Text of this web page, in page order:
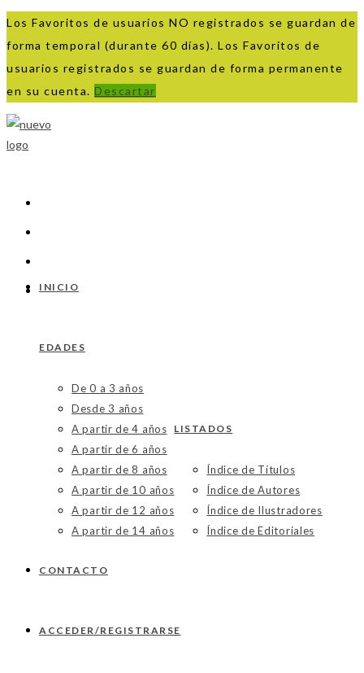
Los Favoritos de usuarios NO registrados se guardan de
forma temporal (durante 60 días). Los Favoritos de
usuarios registrados se guardan de forma permanente
en su cuenta. Descartar
Ir
al
INICIO
EDADES
De 0 a 3 años
Desde 3 años
A partir de 4 años
A partir de 6 años
A partir de 8 años
A partir de 10 años
A partir de 12 años
A partir de 14 años
LISTADOS
Índice de Títulos
Índice de Autores
Índice de Ilustradores
Índice de Editoriales
CONTACTO
ACCEDER/REGISTRARSE